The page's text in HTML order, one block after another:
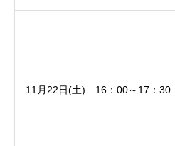
11月22日(土) 16：00～17：30